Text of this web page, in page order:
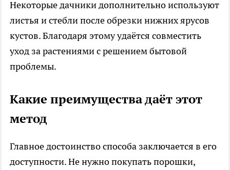
Некоторые дачники дополнительно используют
листья и стебли после обрезки нижних ярусов
кустов. Благодаря этому удаётся совместить
уход за растениями с решением бытовой
проблемы.
Какие преимущества даёт этот
метод
Главное достоинство способа заключается в его
доступности. Не нужно покупать порошки,